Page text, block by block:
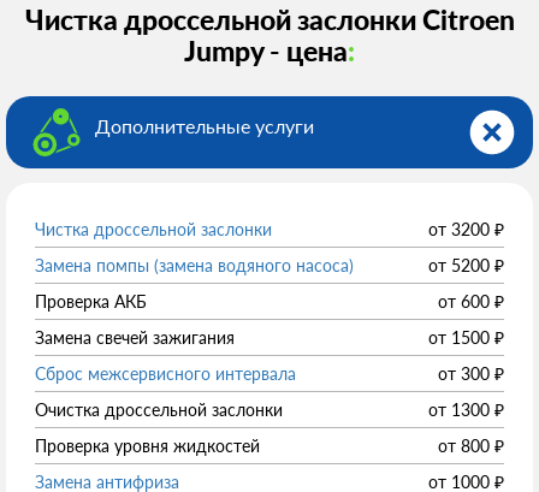
Чистка дроссельной заслонки Citroen
Jumpy - цена:
Дополнительные услуги
Чистка дроссельной заслонки от 3200 ₽
Замена помпы (замена водяного насоса)
от 5200 ₽
Проверка АКБ
от 600 ₽
Замена свечей зажигания
от 1500 ₽
Сброс межсервисного интервала
от 300 ₽
Очистка дроссельной заслонки
от 1300 ₽
Проверка уровня жидкостей
от 800 ₽
Замена антифриза
от 1000 ₽